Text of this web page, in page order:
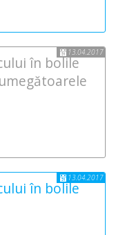
în bolile
13.04.2017
în bolile
13.04.2017